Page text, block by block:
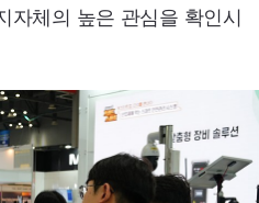
자체의 높은 관심을 확인시